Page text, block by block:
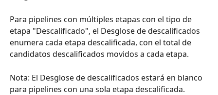
Para pipelines con múltiples etapas con el tipo de
etapa "Descalificado", el Desglose de descalificados
enumera cada etapa descalificada, con el total de
candidatos descalificados movidos a cada etapa.
Nota: El Desglose de descalificados estará en blanco
para pipelines con una sola etapa descalificada.